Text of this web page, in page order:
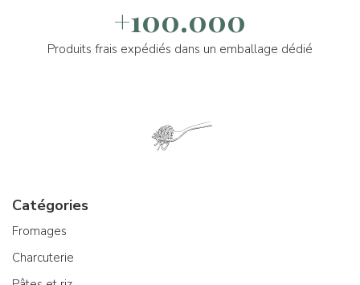
+100.000
Produits frais expédiés dans un emballage dédié
Catégories
Fromages
Charcuterie